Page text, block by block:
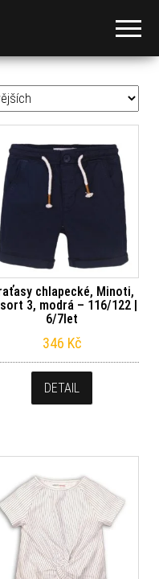
chlapecké, Minoti,
3, modrá – 116/122 |
6/7let
346 Kč
DETAIL